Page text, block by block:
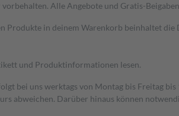
Alle Angebote und Gratis-
Produkte in deinem Warenkorb beinhaltet
und Produktinformationen lesen.
bei uns werktags von Montag bis Freitag
abweichen. Darüber hinaus können